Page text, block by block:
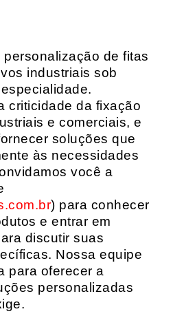
personalização de fitas
industriais sob
criticidade da fixação
e comerciais, e
soluções que
às necessidades
você a
) para conhecer
e entrar em
discutir suas
Nossa equipe
para oferecer a
personalizadas